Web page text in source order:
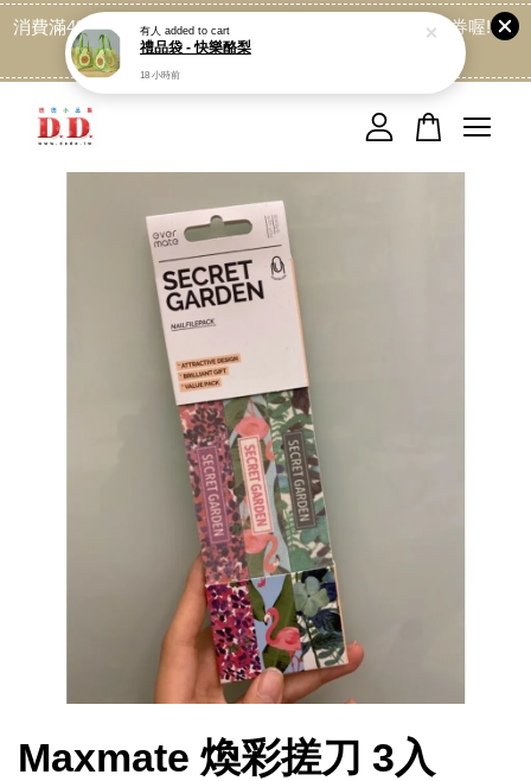
消費滿499免運喔, 記得加LINE:@dede168 領取專屬折扣券喔!
點我
Maxmate 煥彩搓刀 3入
您的購物車目前還是空的。
有人 added to cart
禮品袋 - 快樂酪梨
18 小時前